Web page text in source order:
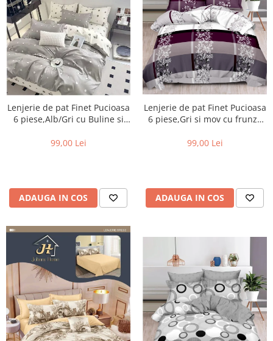
Lenjerie de pat Finet Pucioasa
6 piese,Alb/Gri cu Buline si
99,00 Lei
ADAUGA IN COS
Lenjerie de pat Finet Pucioasa
6 piese,Gri si mov cu frunze
99,00 Lei
ADAUGA IN COS